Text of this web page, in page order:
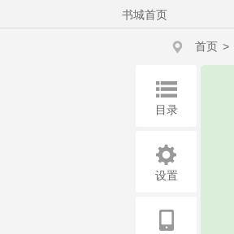
书城首页
首页 >
目录
设置